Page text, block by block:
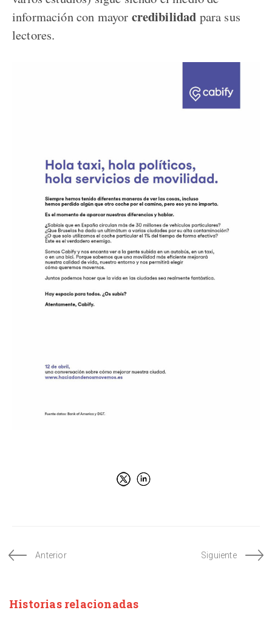
información con mayor credibilidad para sus
lectores.
Anterior Siguiente
Historias relacionadas